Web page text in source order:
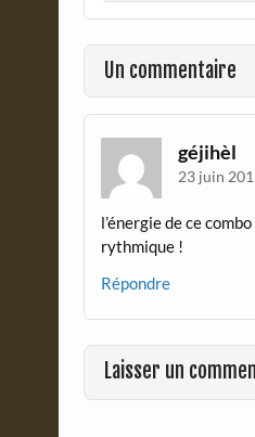
b
o
o
k
t
F
r
i
n
Un commentaire
géjihèl
23 juin
l’énergie de ce
rythmique !
Répondre
Laisser un